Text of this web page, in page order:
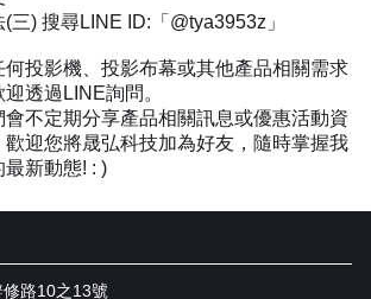
(三) 搜尋LINE ID:「@tya3953z」
何投影機、投影布幕或其他產品相關需求
迎透過LINE詢問。
會不定期分享產品相關訊息或優惠活動資
歡迎您將晟弘科技加為好友，隨時掌握我
最新動態! : )
路10之13號